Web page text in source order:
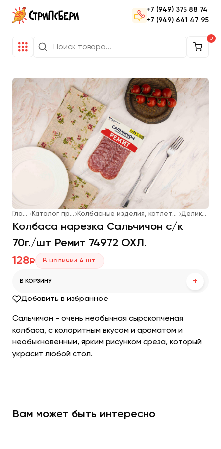
+7 (949) 375 88 74
+7 (949) 641 47 95
0
Главная Каталог продукции Колбасные изделия, котлеты для фаст-фуда Деликатесы
Колбаса нарезка Сальчичон с/к
70г./шт Ремит 74972 ОХЛ.
128₽ В наличии 4 шт.
В КОРЗИНУ +
Добавить в избранное
Сальчичон - очень необычная сырокопченая
колбаса, с колоритным вкусом и ароматом и
необыкновенным, ярким рисунком среза, который
украсит любой стол.
Вам может быть интересно